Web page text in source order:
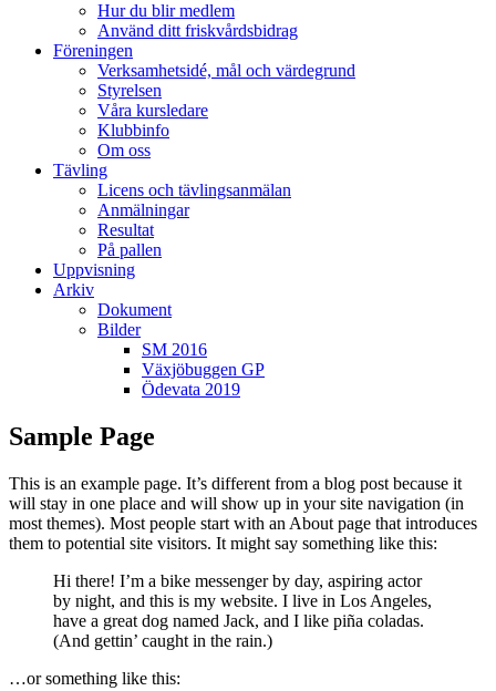
Hur du blir medlem
Använd ditt friskvårdsbidrag
Föreningen
Verksamhetsidé, mål och värdegrund
Styrelsen
Våra kursledare
Klubbinfo
Om oss
Tävling
Licens och tävlingsanmälan
Anmälningar
Resultat
På pallen
Uppvisning
Arkiv
Dokument
Bilder
SM 2016
Växjöbuggen GP
Ödevata 2019
Sample Page
This is an example page. It’s different from a blog post because it
will stay in one place and will show up in your site navigation (in
most themes). Most people start with an About page that introduces
them to potential site visitors. It might say something like this:
Hi there! I’m a bike messenger by day, aspiring actor
by night, and this is my website. I live in Los Angeles,
have a great dog named Jack, and I like piña coladas.
(And gettin’ caught in the rain.)
…or something like this: